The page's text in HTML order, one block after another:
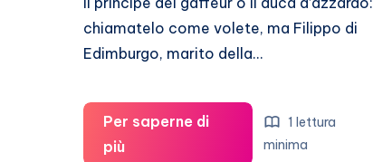
chiamatelo come volete, ma Filippo di
Edimburgo, marito della…
Per saperne di
piùAncora
1 lettura
minima